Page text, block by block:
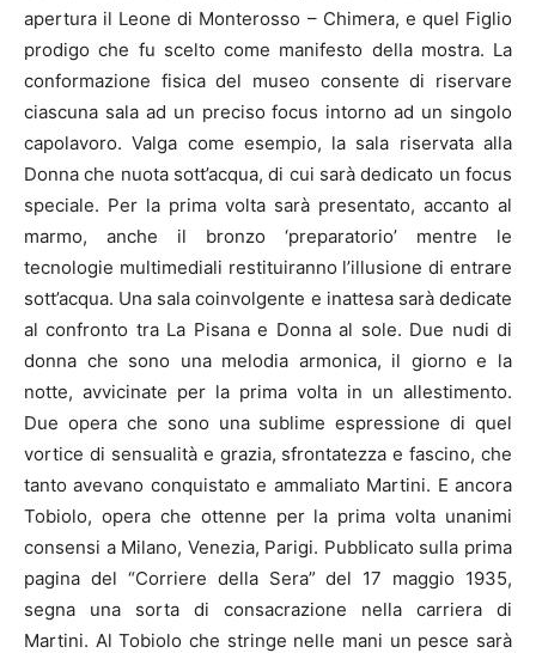
apertura il Leone di Monterosso – Chimera, e quel Figlio
prodigo che fu scelto come manifesto della mostra. La
conformazione fisica del museo consente di riservare
ciascuna sala ad un preciso focus intorno ad un singolo
capolavoro. Valga come esempio, la sala riservata alla
Donna che nuota sott’acqua, di cui sarà dedicato un focus
speciale. Per la prima volta sarà presentato, accanto al
marmo, anche il bronzo ‘preparatorio’ mentre le
tecnologie multimediali restituiranno l’illusione di entrare
sott’acqua. Una sala coinvolgente e inattesa sarà dedicate
al confronto tra La Pisana e Donna al sole. Due nudi di
donna che sono una melodia armonica, il giorno e la
notte, avvicinate per la prima volta in un allestimento.
Due opera che sono una sublime espressione di quel
vortice di sensualità e grazia, sfrontatezza e fascino, che
tanto avevano conquistato e ammaliato Martini. E ancora
Tobiolo, opera che ottenne per la prima volta unanimi
consensi a Milano, Venezia, Parigi. Pubblicato sulla prima
pagina del “Corriere della Sera” del 17 maggio 1935,
segna una sorta di consacrazione nella carriera di
Martini. Al Tobiolo che stringe nelle mani un pesce sarà